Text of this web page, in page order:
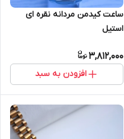
ساعت کیدمن مردانه نقره ای
استیل
3,812,000
افزودن به سبد